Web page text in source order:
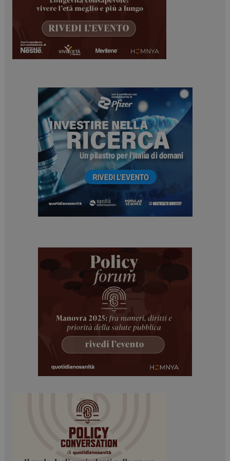
tracking-sites-
ironfish-session-id
www.dailyhealthindustry.it
ARRAffinity
Microsoft Corporation
.www.dailyhealthindustry.it
_ga_Z2VT792F98 .dailyhealthindustry.it
tracking-sites-
www.dailyhealthindustry.it
CookieScriptConsent
www.dailyhealthindustry.it